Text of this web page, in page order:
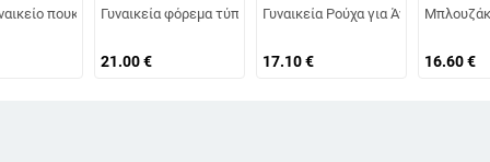
μπλούζα με V λαιμόκοψη και δαντέλα, με μανίκια και καμπάνα, για
εξωτερικό εμπόριο, νέα ρούχα, γυναικεία τυπωμένα ρούχα, μόδα,
πουκάμισο χωρίς μανίκια για φθινοπωρινή περίοδο, μεσαίου
Γυναικεία φόρεμα τύπου T-shirt σε μεγάλο μέγεθος,
21.00€
Γυναικεία Ρούχα για Άνοιξη και
17.10€ 16.60€